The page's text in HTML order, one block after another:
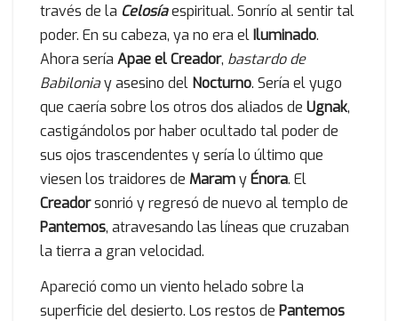
través de la Celosíaespiritual. Sonrío al sentir tal
poder. En su cabeza, ya no era elIluminado.
Ahora sería Apae el Creador, bastardo de
Babiloniay asesino del Nocturno. Sería el yugo
que caería sobre los otros dos aliados de Ugnak,
castigándolos por haber ocultado tal poder de
sus ojos trascendentes y sería lo último que
viesen los traidores de MaramyÉnora. El
Creadorsonrió y regresó de nuevo al templo de
Pantemos, atravesando las líneas que cruzaban
la tierra a gran velocidad.
Apareció como un viento helado sobre la
superficie del desierto. Los restos de Pantemos